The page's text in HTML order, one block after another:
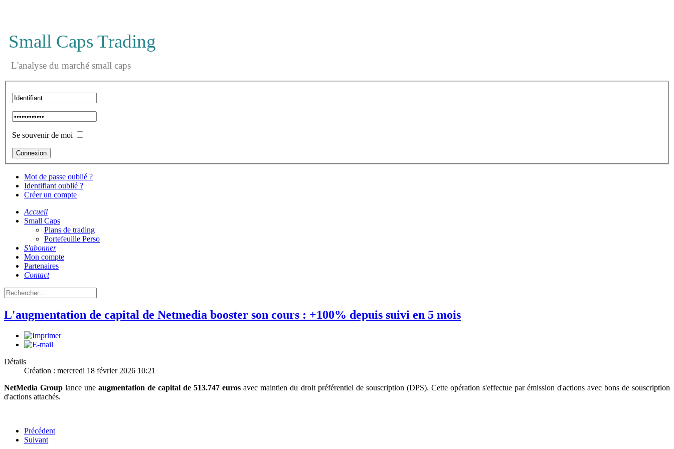
Small Caps Trading
L'analyse du marché small caps
Se souvenir de moi
Mot de passe oublié ?
Identifiant oublié ?
Créer un compte
Accueil
Small Caps
Plans de trading
Portefeuille Perso
S'abonner
Mon compte
Partenaires
Contact
L'augmentation de capital de Netmedia booster son cours : +100% depuis suivi en 5 mois
Détails
Création : mercredi 18 février 2026 10:21
NetMedia Group lance uneaugmentation de capital de 513.747 euros avec maintien du droit préférentiel de souscription (DPS). Cette opération s'effectue par émission d'actions avec bons de souscription
d'actions attachés.
Précédent
Suivant